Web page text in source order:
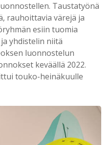
Taustatyönä
rauhoittavia värejä ja
esiin tuomia
yhdistelin niitä
luonnostelun
keväällä 2022.
touko-heinäkuulle